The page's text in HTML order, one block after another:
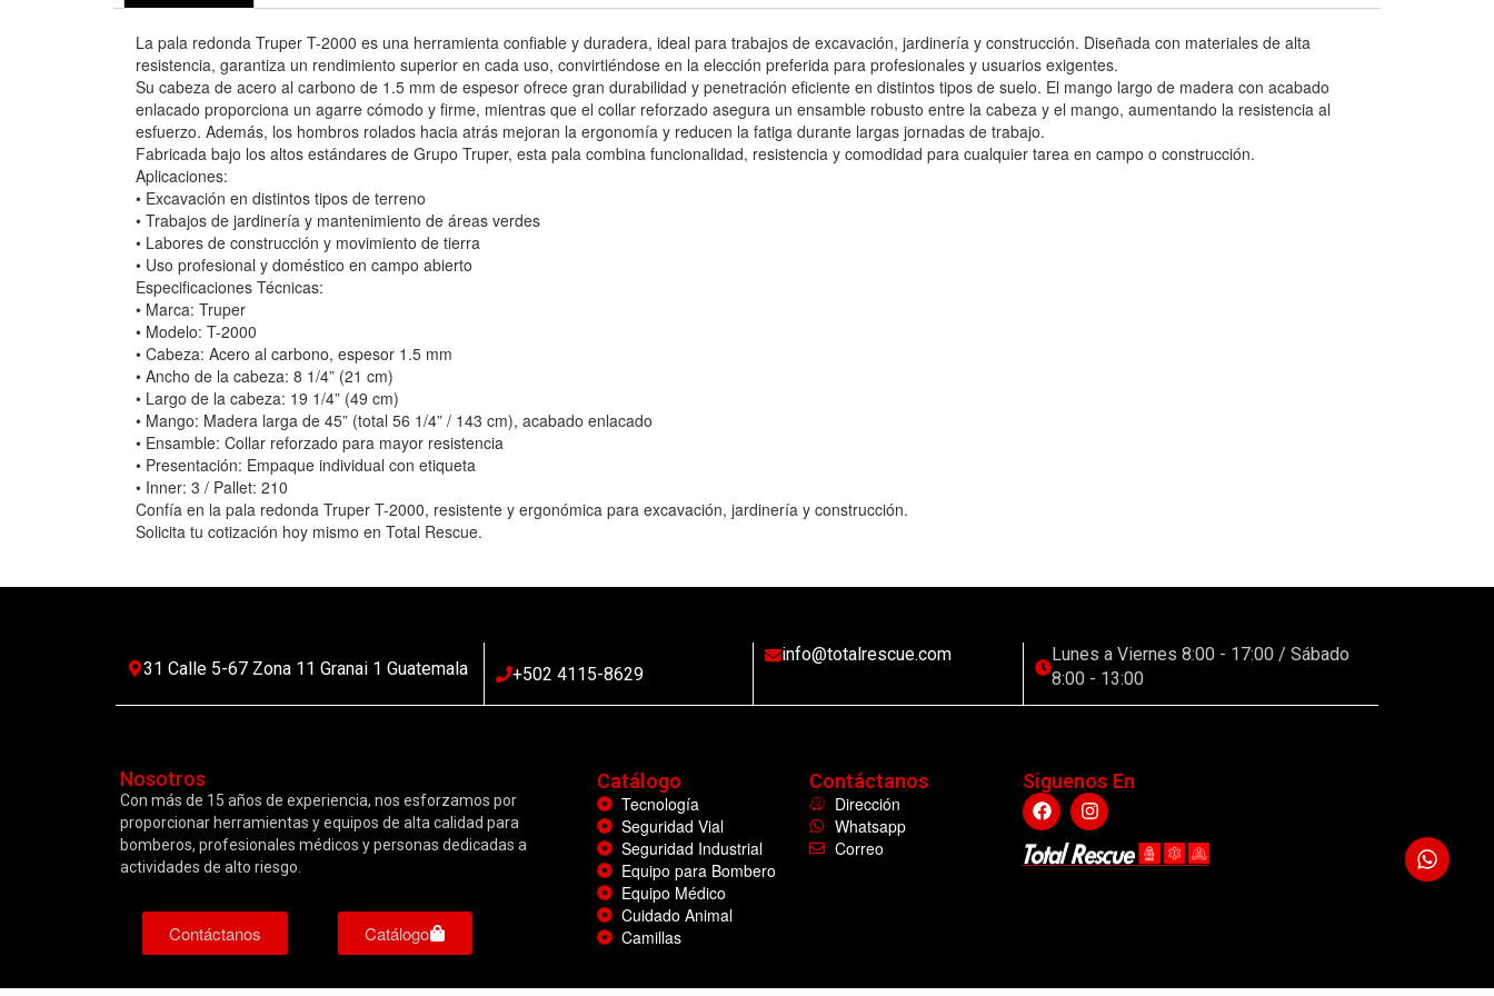
La pala redonda Truper T-2000 es una herramienta confiable y duradera, ideal para trabajos de excavación, jardinería y construcción. Diseñada con materiales de alta
resistencia, garantiza un rendimiento superior en cada uso, convirtiéndose en la elección preferida para profesionales y usuarios exigentes.
Su cabeza de acero al carbono de 1.5 mm de espesor ofrece gran durabilidad y penetración eficiente en distintos tipos de suelo. El mango largo de madera con acabado
enlacado proporciona un agarre cómodo y firme, mientras que el collar reforzado asegura un ensamble robusto entre la cabeza y el mango, aumentando la resistencia al
esfuerzo. Además, los hombros rolados hacia atrás mejoran la ergonomía y reducen la fatiga durante largas jornadas de trabajo.
Fabricada bajo los altos estándares de Grupo Truper, esta pala combina funcionalidad, resistencia y comodidad para cualquier tarea en campo o construcción.
Aplicaciones:
• Excavación en distintos tipos de terreno
• Trabajos de jardinería y mantenimiento de áreas verdes
• Labores de construcción y movimiento de tierra
• Uso profesional y doméstico en campo abierto
Especificaciones Técnicas:
• Marca: Truper
• Modelo: T-2000
• Cabeza: Acero al carbono, espesor 1.5 mm
• Ancho de la cabeza: 8 1/4” (21 cm)
• Largo de la cabeza: 19 1/4” (49 cm)
• Mango: Madera larga de 45” (total 56 1/4” / 143 cm), acabado enlacado
• Ensamble: Collar reforzado para mayor resistencia
• Presentación: Empaque individual con etiqueta
• Inner: 3 / Pallet: 210
Confía en la pala redonda Truper T-2000, resistente y ergonómica para excavación, jardinería y construcción.
Solicita tu cotización hoy mismo en Total Rescue.
31 Calle 5-67 Zona 11 Granai 1 Guatemala +502 4115-8629
info@totalrescue.com
Lunes a Viernes 8:00 - 17:00 / Sábado
8:00 - 13:00
Nosotros
Con más de 15 años de experiencia, nos esforzamos por
proporcionar herramientas y equipos de alta calidad para
bomberos, profesionales médicos y personas dedicadas a
actividades de alto riesgo.
Contáctanos Catálogo
Catálogo
Tecnología
Seguridad Vial
Seguridad Industrial
Equipo para Bombero
Equipo Médico
Cuidado Animal
Camillas
Contáctanos
Dirección
Whatsapp
Correo
Siguenos En